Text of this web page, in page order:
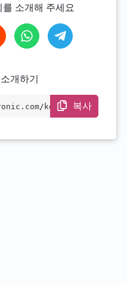
소개해 주세요
개하기
ko/cpu/in
복사